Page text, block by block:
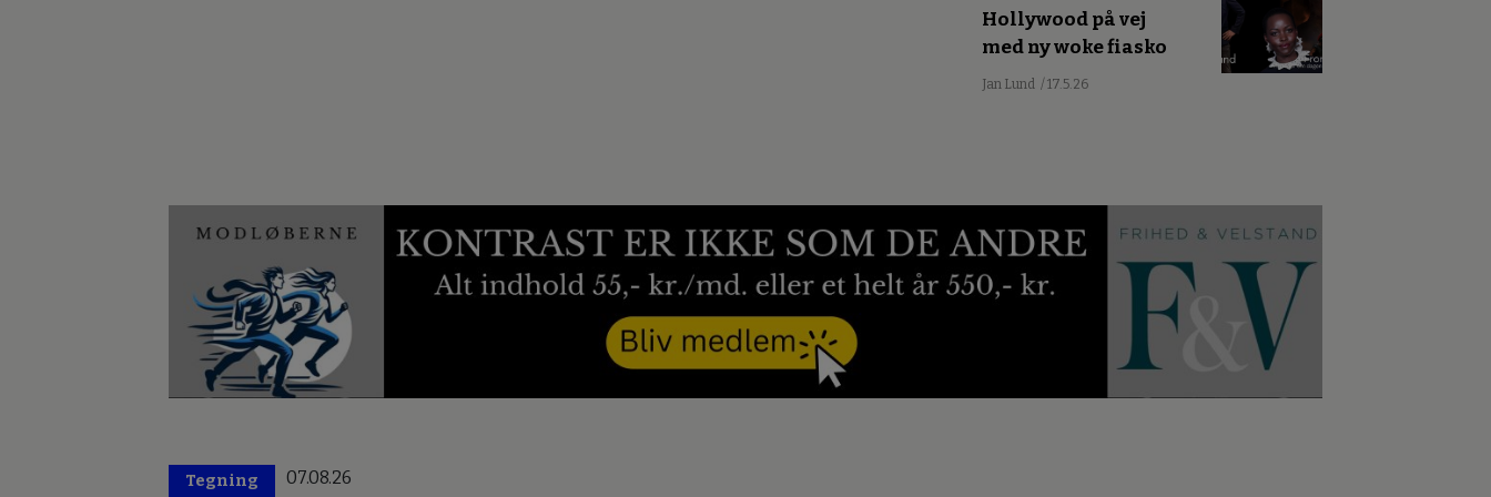
Hollywood på vej
med ny woke fiasko
Jan Lund / 17.5.26
Tegning 07.08.26